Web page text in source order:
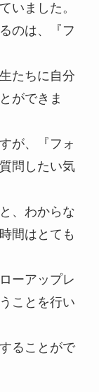
いました。
のは、『フ
たちに自分
ができま
が、『フォ
問したい気
、わからな
間はとても
ーアップレ
ことを行い
ることがで